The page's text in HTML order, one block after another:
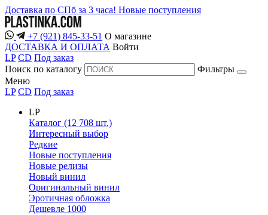
Доставка по СПб за 3 часа! Новые поступления
+7 (921) 845-33-51 О магазине
ДОСТАВКА И ОПЛАТА Войти
LP CD Под заказ
Поиск по каталогу
Фильтры
Меню
LP CD Под заказ
LP
Каталог (12 708 шт.)
Интересный выбор
Редкие
Новые поступления
Новые релизы
Новый винил
Оригинальный винил
Эротичная обложка
Дешевле 1000